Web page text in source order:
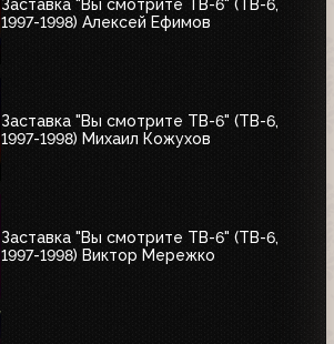
Заставка "Вы смотрите ТВ-6" (ТВ-6,
1997-1998) Алексей Ефимов
Заставка "Вы смотрите ТВ-6" (ТВ-6,
1997-1998) Михаил Кожухов
Заставка "Вы смотрите ТВ-6" (ТВ-6,
1997-1998) Виктор Мережко